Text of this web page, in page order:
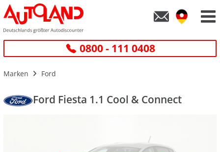
0800 - 111 0408
Marken Ford
Ford Fiesta 1.1 Cool & Connect